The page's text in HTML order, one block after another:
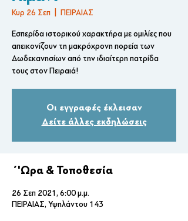
Κυρ 26 Σεπ ΠΕΙΡΑΙΑΣ
Εσπερίδα ιστορικού χαρακτήρα με ομιλίες που
απεικονίζουν τη μακρόχρονη πορεία των
Δωδεκανησίων από την ιδιαίτερη πατρίδα
τους στον Πειραιά!
Οι εγγραφές έκλεισαν
Δείτε άλλες εκδηλώσεις
΄'Ωρα & Τοποθεσία
26 Σεπ 2021, 6:00 μ.μ.
ΠΕΙΡΑΙΑΣ, Υψηλάντου 143